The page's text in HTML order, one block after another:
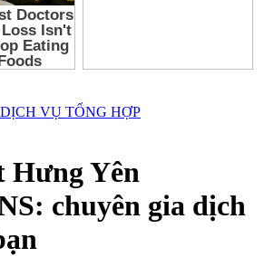
VỤ TỔNG HỢP
Hưng Yên
chuyên gia dịch